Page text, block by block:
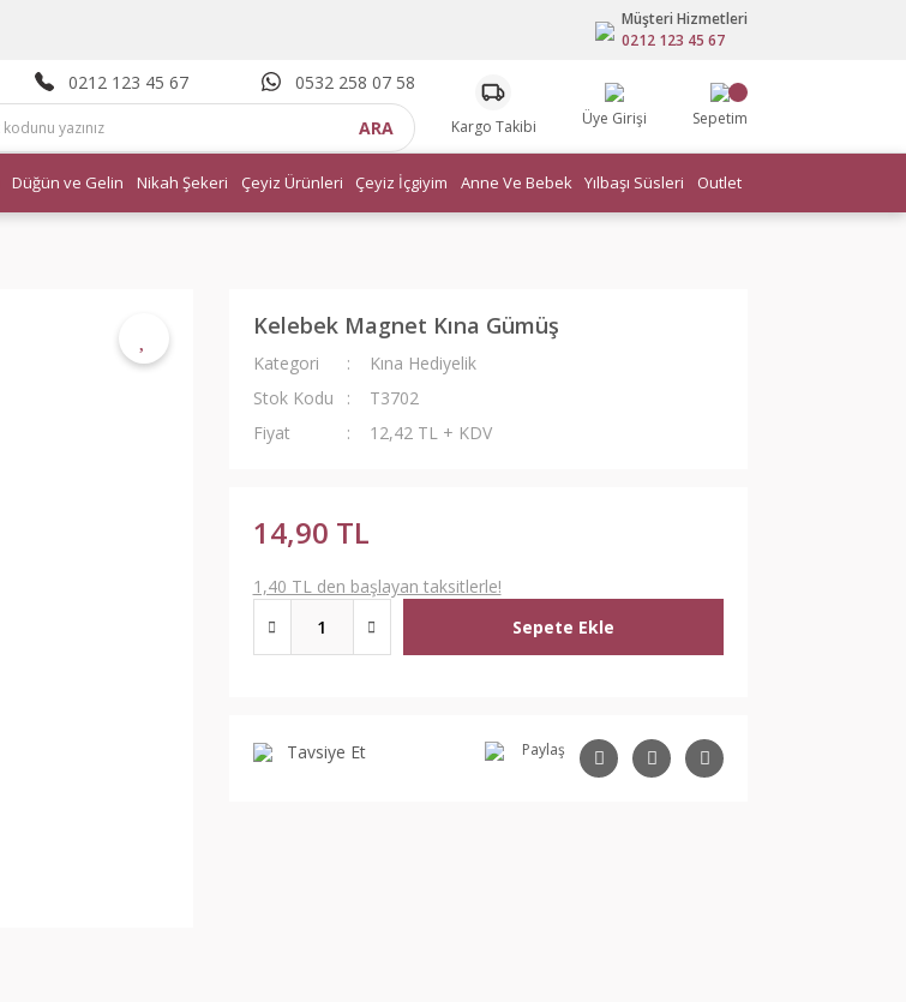
Müşteri Hizmetleri
0212 123 45 67
0212 123 45 67 0532 258 07 58
ARA Kargo Takibi Üye Girişi Sepetim
Düğün ve Gelin Nikah Şekeri Çeyiz Ürünleri Çeyiz İçgiyim Anne Ve Bebek Yılbaşı Süsleri Outlet
Kelebek Magnet Kına Gümüş
Kategori
Kına Hediyelik
Stok Kodu
T3702
Fiyat
12,42 TL + KDV
14,90 TL
1,40 TL den başlayan taksitlerle!
Sepete Ekle
Tavsiye Et Paylaş